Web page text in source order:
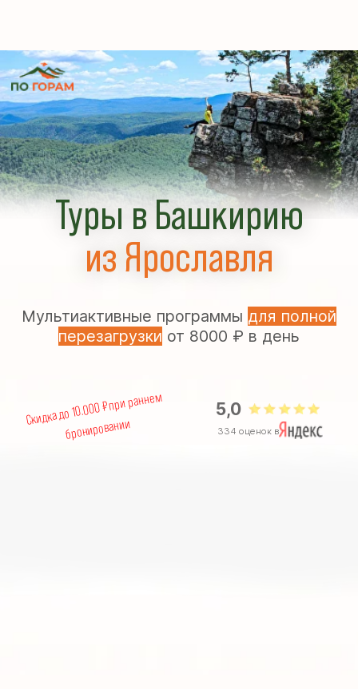
Мультиактивные программы для полной
перезагрузки
от 8000 ₽ в день
Туры в Башкирию
из Ярославля